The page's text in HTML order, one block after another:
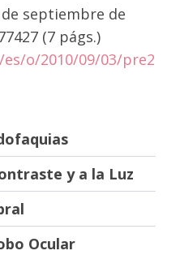
de septiembre de
(7 págs.)
o/2010/09/03/pre2
y a la Luz
Ocular